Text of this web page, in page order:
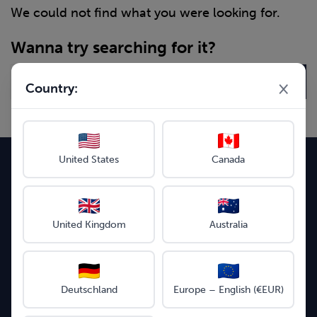
Country: ×
United States Canada
United Kingdom Australia
Deutschland Europe – English (€EUR)
We could not find what you were looking for.
Wanna try searching for it?
Seuraa meitä somessa
Instagram
Facebook
LinkedIn
YouTube
Tuetut maksutavat